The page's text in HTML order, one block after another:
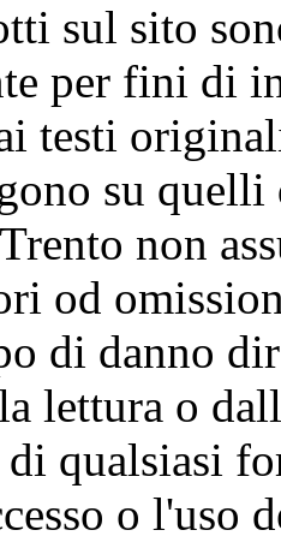
sul sito
per fini di
testi
su
non
od
di danno
lettura o
qualsiasi
o l'uso